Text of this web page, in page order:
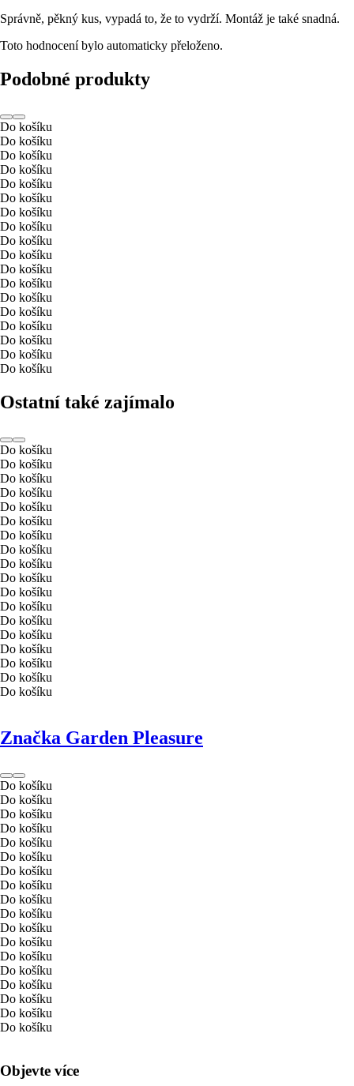
Správně, pěkný kus, vypadá to, že to vydrží. Montáž je také snadná.
Toto hodnocení bylo automaticky přeloženo.
Podobné produkty
Do košíku
Do košíku
Do košíku
Do košíku
Do košíku
Do košíku
Do košíku
Do košíku
Do košíku
Do košíku
Do košíku
Do košíku
Do košíku
Do košíku
Do košíku
Do košíku
Do košíku
Do košíku
Ostatní také zajímalo
Do košíku
Do košíku
Do košíku
Do košíku
Do košíku
Do košíku
Do košíku
Do košíku
Do košíku
Do košíku
Do košíku
Do košíku
Do košíku
Do košíku
Do košíku
Do košíku
Do košíku
Do košíku
Značka Garden Pleasure
Do košíku
Do košíku
Do košíku
Do košíku
Do košíku
Do košíku
Do košíku
Do košíku
Do košíku
Do košíku
Do košíku
Do košíku
Do košíku
Do košíku
Do košíku
Do košíku
Do košíku
Do košíku
Objevte více